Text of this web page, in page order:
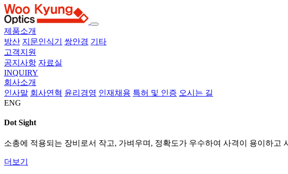
제품소개
방산 지문인식기 쌍안경 기타
고객지원
공지사항 자료실
INQUIRY
회사소개
인사말 회사연혁 윤리경영 인재채용 특허 및 인증 오시는 길
ENG
Dot Sight
소총에 적용되는 장비로서 작고, 가벼우며, 정확도가 우수하여 사격이 용이하고
더보기